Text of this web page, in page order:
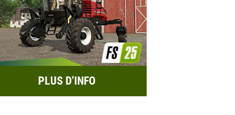
PLUS D’INFO